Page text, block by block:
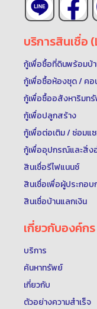
บริการสินเชื่อ
กู้เพื่อซื้อที่ดินพร้อมบ้
กู้เพื่อซื้อห้องชุด / คอ
กู้เพื่อซื้ออสังหาริมท
กู้เพื่อปลูกสร้าง
กู้เพื่อต่อเติม / ซ่อมแ
กู้เพื่ออุปกรณ์และสิ่ง
สินเชื่อรีไฟแนนซ์
สินเชื่อเพื่อผู้ประกอบ
สินเชื่อบ้านแลกเงิน
เกี่ยวกับองค์กร
บริการ
ค้นหาทรัพย์
เกี่ยวกับ
ตัวอย่างความสำเร็จ